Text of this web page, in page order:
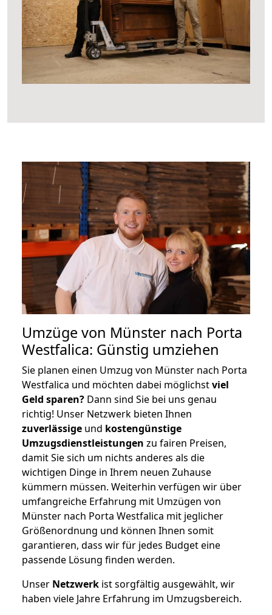
Umzüge von Münster nach Porta
Westfalica: Günstig umziehen
Sie planen einen Umzug von Münster nach Porta
Westfalica und möchten dabei möglichstviel
Geld sparen? Dann sind Sie bei uns genau
richtig! Unser Netzwerk bieten Ihnen
zuverlässige und kostengünstige
Umzugsdienstleistungen zu fairen Preisen,
damit Sie sich um nichts anderes als die
wichtigen Dinge in Ihrem neuen Zuhause
kümmern müssen. Weiterhin verfügen wir über
umfangreiche Erfahrung mit Umzügen von
Münster nach Porta Westfalica mit jeglicher
Größenordnung und können Ihnen somit
garantieren, dass wir für jedes Budget eine
passende Lösung finden werden.
Unser Netzwerk ist sorgfältig ausgewählt, wir
haben viele Jahre Erfahrung im Umzugsbereich.